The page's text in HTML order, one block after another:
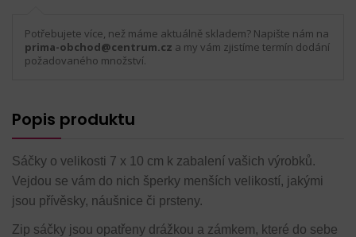
Potřebujete více, než máme aktuálně skladem? Napište nám na
prima-obchod@centrum.cz a my vám zjistíme termín dodání
požadovaného množství.
Popis produktu
Sáčky o velikosti 7 x 10 cm k zabalení vašich výrobků.
Vejdou se vám do nich šperky menších velikostí, jakými
jsou přívěsky, náušnice či prsteny.
Zip sáčky jsou opatřeny drážkou a zámkem, které do sebe